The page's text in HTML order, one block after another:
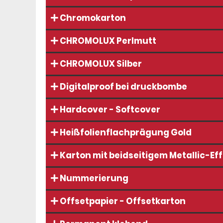
Chromokarton
CHROMOLUX Perlmutt
CHROMOLUX Silber
Digitalproof bei druckbombe
Hardcover - Softcover
Heißfolienflachprägung Gold
Karton mit beidseitigem Metallic-
Nummerierung
Offsetpapier - Offsetkarton